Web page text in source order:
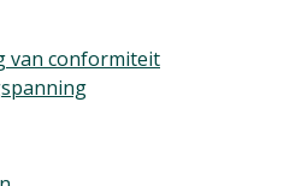
van conformiteit